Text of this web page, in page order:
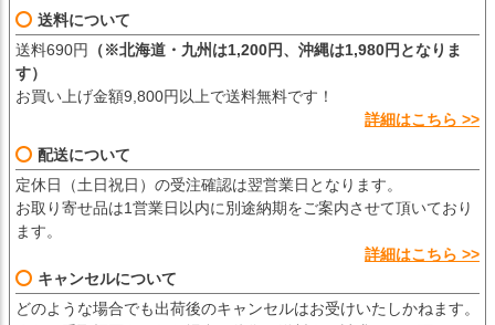
送料について
送料690円
（※北海道・九州は1,200円、沖縄は1,980円となりま
す）
お買い上げ金額9,800円以上で送料無料です！
詳細はこちら >>
配送について
定休日（土日祝日）の受注確認は翌営業日となります。
お取り寄せ品は1営業日以内に別途納期をご案内させて頂いており
ます。
詳細はこちら >>
キャンセルについて
どのような場合でも出荷後のキャンセルはお受けいたしかねます。